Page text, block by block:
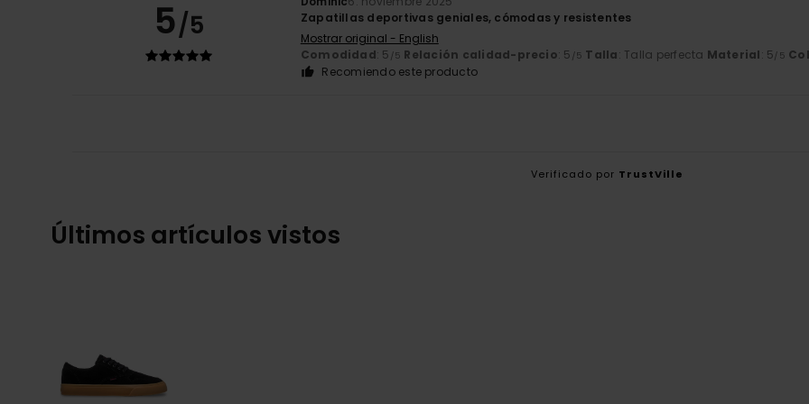
5/5
Zapatillas deportivas geniales, cómodas y resistentes
Mostrar original - English
Comodidad: 5 /5 Relación calidad-precio: 5 /5 Talla: Talla perfecta Material: 5/5
Recomiendo este producto
Verificado por TrustVille
Últimos artículos vistos